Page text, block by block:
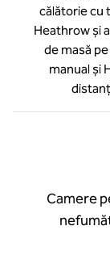
călătorie cu
Heathrow și
de masă
manual și
Camere